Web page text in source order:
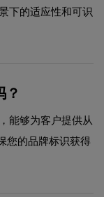
下的适应性和可识
？
能够为客户提供从
您的品牌标识获得